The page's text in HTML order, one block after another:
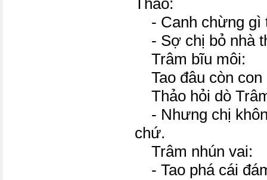
Thảo:
- Canh chừng gì
- Sợ chị bỏ nhà
Trâm bĩu môi:
Tao đâu còn con
Thảo hỏi dò
- Nhưng chị
chứ.
Trâm nhún vai:
- Tao phá cái